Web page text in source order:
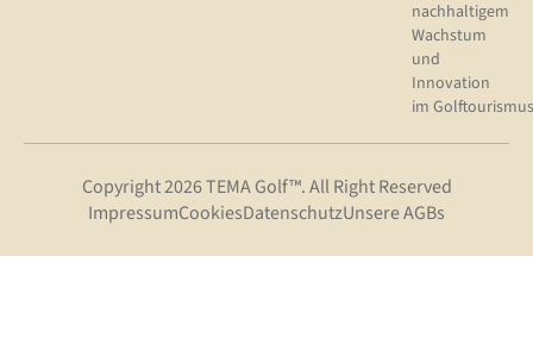
nachhaltigem
Wachstum
und
Innovation
im
Copyright 2026 TEMA Golf™. All Right Reserved
ImpressumCookiesDatenschutzUnsere AGBs